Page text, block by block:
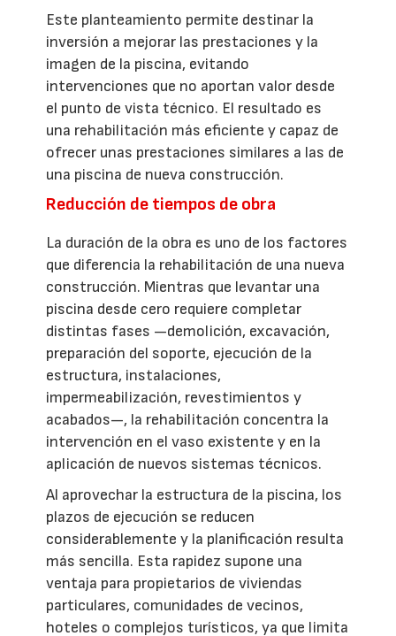
Este planteamiento permite destinar la
inversión a mejorar las prestaciones y la
imagen de la piscina, evitando
intervenciones que no aportan valor desde
el punto de vista técnico. El resultado es
una rehabilitación más eficiente y capaz de
ofrecer unas prestaciones similares a las de
una piscina de nueva construcción.
Reducción de tiempos de obra
La duración de la obra es uno de los factores
que diferencia la rehabilitación de una nueva
construcción. Mientras que levantar una
piscina desde cero requiere completar
distintas fases —demolición, excavación,
preparación del soporte, ejecución de la
estructura, instalaciones,
impermeabilización, revestimientos y
acabados—, la rehabilitación concentra la
intervención en el vaso existente y en la
aplicación de nuevos sistemas técnicos.
Al aprovechar la estructura de la piscina, los
plazos de ejecución se reducen
considerablemente y la planificación resulta
más sencilla. Esta rapidez supone una
ventaja para propietarios de viviendas
particulares, comunidades de vecinos,
hoteles o complejos turísticos, ya que limita